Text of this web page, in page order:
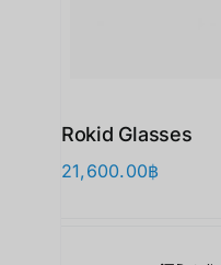
Rokid Glasses
21,600.00฿